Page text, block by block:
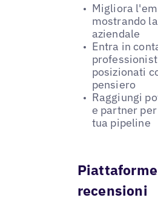
Migliora
mostrando
aziendale
Entra in
posizionati
pensiero
Raggiungi
e partner
tua pipeline
recensioni